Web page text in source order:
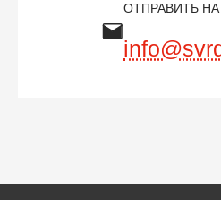
ОТПРАВИТЬ